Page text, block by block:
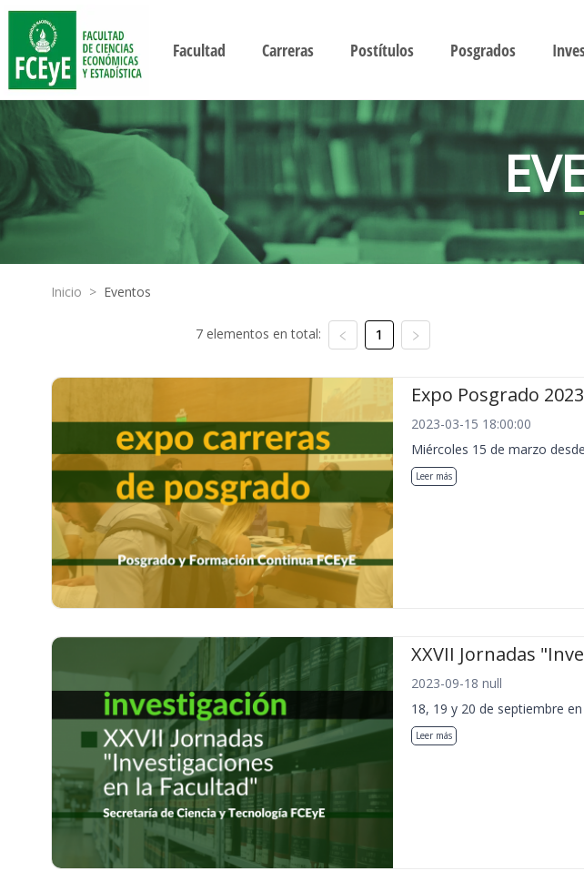
Facultad Carreras Postítulos Posgrados
Inicio > Eventos
7 elementos en total: 1
Expo Posgrado 2023
2023-03-15 18:00:00
Miércoles 15 de marzo
Leer más
XXVII Jornadas
2023-09-18 null
18, 19 y 20 de septiembre
Leer más